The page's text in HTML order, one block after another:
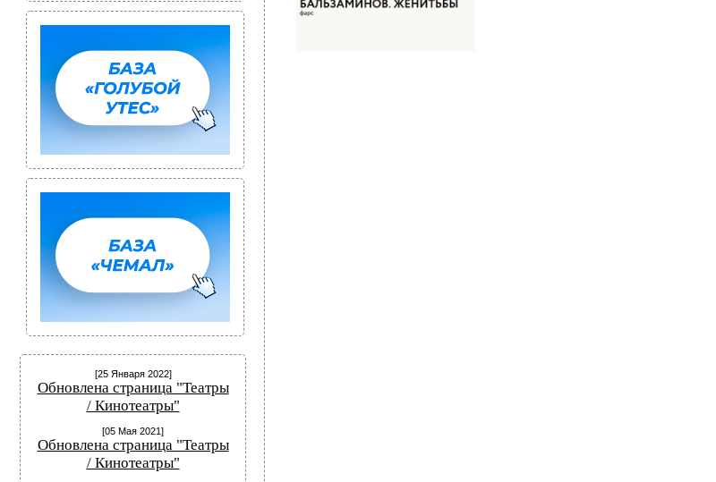
[25 Января 2022]
Обновлена страница "Театры
/ Кинотеатры"
[05 Мая 2021]
Обновлена страница "Театры
/ Кинотеатры"